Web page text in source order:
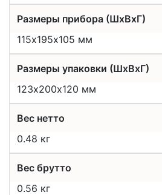
Размеры прибора (ШхВхГ)
115х195х105 мм
Размеры упаковки (ШхВхГ)
123х200х120 мм
Вес нетто
0.48 кг
Вес брутто
0.56 кг